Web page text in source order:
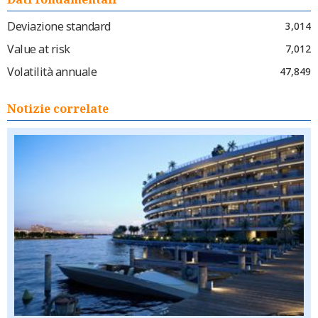
Deviazione standard
3,014
Value at risk 7,012
Volatilità annuale 47,849
Notizie correlate